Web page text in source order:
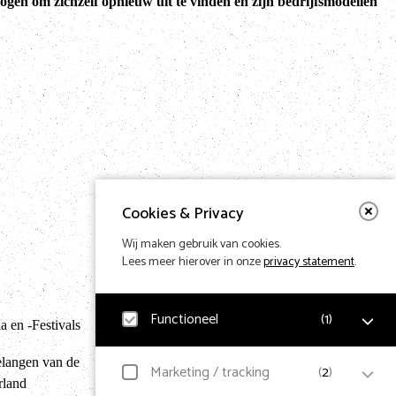
Cookies & Privacy
Wij maken gebruik van cookies.
Lees meer hierover in onzeprivacy statement.
Functioneel (1)
Noodzakelijk
Marketing / tracking (2)
en -Festivals
van de